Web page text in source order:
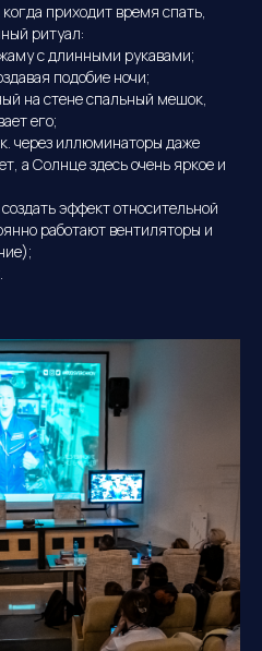
приходит время спать,
ритуал:
с длинными рукавами;
подобие ночи;
на стене спальный мешок,
его;
через иллюминаторы даже
а Солнце здесь очень яркое и
эффект относительной
работают вентиляторы и